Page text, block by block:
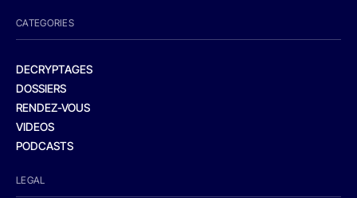
CATEGORIES
DECRYPTAGES
DOSSIERS
RENDEZ-VOUS
VIDEOS
PODCASTS
LEGAL